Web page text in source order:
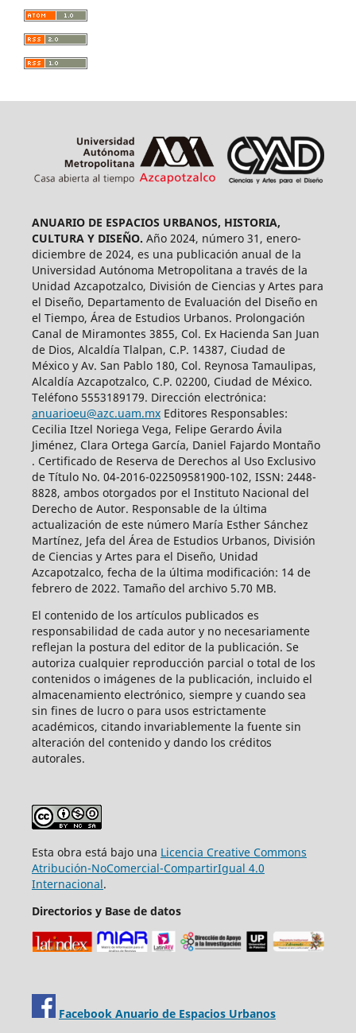
ANUARIO DE ESPACIOS URBANOS, HISTORIA,
CULTURA Y DISEÑO. Año 2024, número 31, enero-
diciembre de 2024, es una publicación anual de la
Universidad Autónoma Metropolitana a través de la
Unidad Azcapotzalco, División de Ciencias y Artes para
el Diseño, Departamento de Evaluación del Diseño en
el Tiempo, Área de Estudios Urbanos. Prolongación
Canal de Miramontes 3855, Col. Ex Hacienda San Juan
de Dios, Alcaldía Tlalpan, C.P. 14387, Ciudad de
México y Av. San Pablo 180, Col. Reynosa Tamaulipas,
Alcaldía Azcapotzalco, C.P. 02200, Ciudad de México.
Teléfono 5553189179. Dirección electrónica:
anuarioeu@azc.uam.mxEditores Responsables:
Cecilia Itzel Noriega Vega, Felipe Gerardo Ávila
Jiménez, Clara Ortega García, Daniel Fajardo Montaño
. Certificado de Reserva de Derechos al Uso Exclusivo
de Título No. 04-2016-022509581900-102, ISSN: 2448-
8828, ambos otorgados por el Instituto Nacional del
Derecho de Autor. Responsable de la última
actualización de este número María Esther Sánchez
Martínez, Jefa del Área de Estudios Urbanos, División
de Ciencias y Artes para el Diseño, Unidad
Azcapotzalco, fecha de la última modificación: 14 de
febrero de 2022. Tamaño del archivo 5.70 MB.
El contenido de los artículos publicados es
responsabilidad de cada autor y no necesariamente
reflejan la postura del editor de la publicación. Se
autoriza cualquier reproducción parcial o total de los
contenidos o imágenes de la publicación, incluido el
almacenamiento electrónico, siempre y cuando sea
sin fines de lucro o para usos estrictamente
académicos, citando invariablemente la fuente sin
alteración del contenido y dando los créditos
autorales.
Esta obra está bajo una Licencia Creative Commons
Atribución-NoComercial-CompartirIgual 4.0
Internacional.
Directorios y Base de datos
Facebook Anuario de Espacios Urbanos